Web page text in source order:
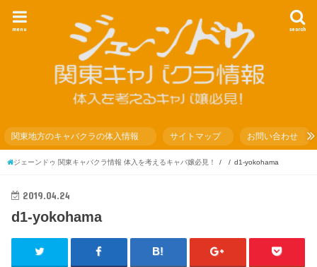
search
menu
関東地方のキャバクラの体入情報 サイトマップ お問い合わせ
ジェーンドゥ 関東キャバクラ情報 体入を考えるキャバ嬢必見！ d1-yokohama
2019.04.24
d1-yokohama